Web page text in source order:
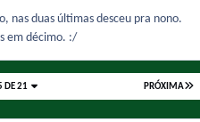
nas duas últimas desceu pra nono.
em décimo. :/
PRÓXIMA
DE 21